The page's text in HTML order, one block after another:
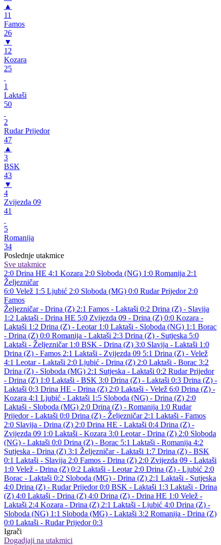
▲
11
Famos
26
▼
12
Kozara
25
1
Laktaši
50
2
Rudar Prijedor
47
▲
3
BSK
43
▼
4
Zvijezda 09
41
5
Romanija
34
Poslednje utakmice
Sve utakmice
2:0 Drina HE 4:1 Kozara 2:0 Sloboda (NG) 1:0 Romanija 2:1
Željezničar
6:0 Velež 1:5 Ljubić 2:0 Sloboda (MG) 0:0 Rudar Prijedor 2:0
Famos
Željezničar - Drina (Z) 2:1 Famos - Laktaši 0:2 Drina (Z) - Slavija
1:2 Laktaši - Drina HE 5:0 Zvijezda 09 - Drina (Z) 0:0 Kozara -
Laktaši 1:2 Drina (Z) - Leotar 1:0 Laktaši - Sloboda (NG) 1:1 Borac
- Drina (Z) 0:0 Romanija - Laktaši 2:3 Drina (Z) - Sutjeska 5:0
Laktaši - Željezničar 1:0 BSK - Drina (Z) 3:0 Slavija - Laktaši 1:0
Drina (Z) - Famos 2:1 Laktaši - Zvijezda 09 5:1 Drina (Z) - Velež
4:1 Leotar - Laktaši 2:0 Ljubić - Drina (Z) 2:0 Laktaši - Borac 3:2
Drina (Z) - Sloboda (MG) 2:1 Sutjeska - Laktaši 0:2 Rudar Prijedor
- Drina (Z) 1:0 Laktaši - BSK 3:0 Drina (Z) - Laktaši 0:3 Drina (Z) -
Laktaši 0:3 Drina HE - Drina (Z) 2:0 Laktaši - Velež 6:0 Drina (Z) -
Kozara 4:1 Ljubić - Laktaši 1:5 Sloboda (NG) - Drina (Z) 2:0
Laktaši - Sloboda (MG) 2:0 Drina (Z) - Romanija 1:0 Rudar
Prijedor - Laktaši 0:0 Drina (Z) - Željezničar 2:1 Laktaši - Famos
2:0 Slavija - Drina (Z) 2:0 Drina HE - Laktaši 0:4 Drina (Z) -
Zvijezda 09 1:0 Laktaši - Kozara 3:0 Leotar - Drina (Z) 2:0 Sloboda
(NG) - Laktaši 0:0 Drina (Z) - Borac 5:1 Laktaši - Romanija 4:2
Sutjeska - Drina (Z) 3:1 Željezničar - Laktaši 1:7 Drina (Z) - BSK
0:1 Laktaši - Slavija 2:0 Famos - Drina (Z) 2:0 Zvijezda 09 - Laktaši
1:0 Velež - Drina (Z) 0:2 Laktaši - Leotar 2:0 Drina (Z) - Ljubić 2:0
Borac - Laktaši 0:2 Sloboda (MG) - Drina (Z) 2:1 Laktaši - Sutjeska
4:0 Drina (Z) - Rudar Prijedor 0:0 BSK - Laktaši 1:3 Laktaši - Drina
(Z) 4:0 Laktaši - Drina (Z) 4:0 Drina (Z) - Drina HE 1:0 Velež -
Laktaši 2:4 Kozara - Drina (Z) 2:1 Laktaši - Ljubić 4:0 Drina (Z) -
Sloboda (NG) 1:1 Sloboda (MG) - Laktaši 3:2 Romanija - Drina (Z)
0:0 Laktaši - Rudar Prijedor 0:3
Igrači
Dogadjaji na utakmici